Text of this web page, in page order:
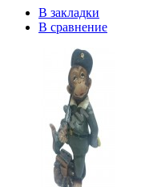
В закладки
В сравнение